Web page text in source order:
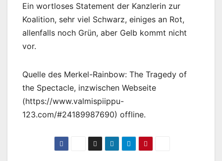
Ein wortloses Statement der Kanzlerin zur
Koalition, sehr viel Schwarz, einiges an Rot,
allenfalls noch Grün, aber Gelb kommt nicht
vor.
Quelle des Merkel-Rainbow: The Tragedy of
the Spectacle, inzwischen Webseite
(https://www.valmispiippu-
123.com/#24189987690) offline.